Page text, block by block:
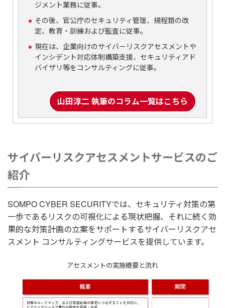
ジメント業務に従事。
その後、官公庁のセキュリティ管理、規程類の改
定、教育・訓練および監査に従事。
現在は、企業向けのサイバーリスクアセスメントや
インシデント対応体制構築支援、セキュリティアド
バイザリ等をコンサルティングに従事。
山田淳二 執筆のコラム一覧はこちら
サイバーリスクアセスメントサービスのご
紹介
SOMPO CYBER SECURITYでは、セキュリティ対策の第
一歩であるリスクの可視化による現状把握、それに続く効
果的な対策計画の立案をサポートするサイバーリスクアセ
スメント コンサルティングサービスを提供しています。
アセスメントの実施概要と流れ